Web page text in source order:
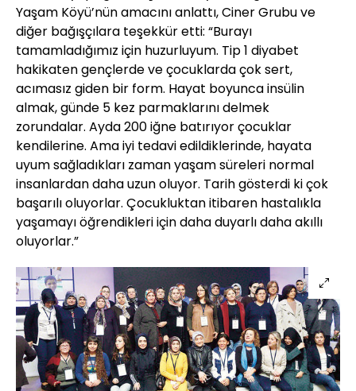
Yaşam Köyü’nün amacını anlattı, Ciner Grubu ve
diğer bağışçılara teşekkür etti: “Burayı
tamamladığımız için huzurluyum. Tip 1 diyabet
hakikaten gençlerde ve çocuklarda çok sert,
acımasız giden bir form. Hayat boyunca insülin
almak, günde 5 kez parmaklarını delmek
zorundalar. Ayda 200 iğne batırıyor çocuklar
kendilerine. Ama iyi tedavi edildiklerinde, hayata
uyum sağladıkları zaman yaşam süreleri normal
insanlardan daha uzun oluyor. Tarih gösterdi ki çok
başarılı oluyorlar. Çocukluktan itibaren hastalıkla
yaşamayı öğrendikleri için daha duyarlı daha akıllı
oluyorlar.”